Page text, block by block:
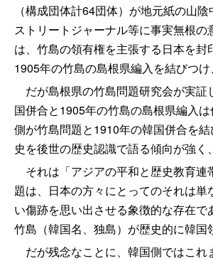
（構成団体計64団体）が地元紙の山
ストリートジャーナル等に事実無根
は、竹島の領有権を主張する日本を
1905年の竹島の島根県編入を結びつ
だが島根県の竹島問題研究会が実証
国併合と1905年の竹島の島根県編入
側が竹島問題と1910年の韓国併合を
史を後世の歴史認識で語る傾向が強
それは「アジアの平和と歴史教育連
題は、日本の方々にとってのそれは
い傷跡を思い出させる象徴的な存在
竹島（韓国名、独島）が歴史的に韓
だが残念なことに、韓国側ではこれ